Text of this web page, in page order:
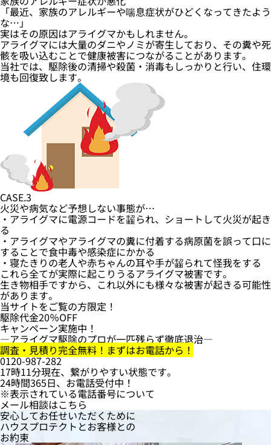
「最近、家族のアレルギーや喘息症状がひどくなってきたよう
な…」
実はその原因はアライグマかもしれません。
アライグマには大量のダニやノミが寄生しており、その糞や死
骸を吸い込むことで健康被害につながることがあります。
当社では、駆除後の清掃や殺菌・消毒もしっかりと行い、住環
境も回復致します。
CASE.3
火災や病気など予想しない事態が…
・アライグマに電源コードを齧られ、ショートして火災が起き
る
・アライグマやアライグマの糞に付着する病原菌を誤って口に
することで食中毒や感染症にかかる
・寝たきりの老人や赤ちゃんの耳や手が齧られて怪我をする
これら全てが実際に起こりうるアライグマ被害です。
生き物相手ですから、これ以外にも様々な被害が起きる可能性
があります。
当サイトをご覧の方限定！
駆除代金20％OFF
キャンペーン実施中！
―アライグマ駆除のプロが一匹残らず徹底退治―
調査・見積り完全無料！まずはお電話から！
0120-987-282
17時11分現在、繋がりやすい状態です。
24時間365日、お電話受付中！
※表示されている電話番号について
メール相談はこちら
安心してお任せいただくために
ハウスプロテクト とお客様との
お約束